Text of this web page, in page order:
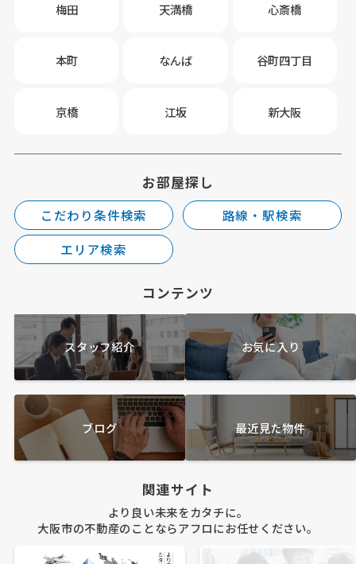
梅田 天満橋 心斎橋
本町 なんば 谷町四丁目
京橋 江坂 新大阪
お部屋探し
こだわり条件検索
路線・駅検索
エリア検索
コンテンツ
スタッフ紹介 お気に入り
ブログ 最近見た物件
関連サイト
より良い未来をカタチに。
大阪市の不動産のことならアフロにお任せください。